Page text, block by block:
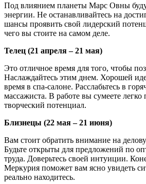
Под влиянием планеты Марс Овны
энергии. Не останавливайтесь на
шансы проявить свой лидерский
чего вы стоите на самом деле.
Телец (21 апреля – 21 мая)
Это отличное время для того, чтобы
Наслаждайтесь этим днем. Хорошей
время в спа-салоне. Расслабьтесь в
массажиста. В работе вы сумеете легко
творческий потенциал.
Близнецы (22 мая – 21 июня)
Вам стоит обратить внимание на
Будьте открыты для предложений по
труда. Доверьтесь своей интуиции.
Меркурия поможет вам ясно увидеть
реально находитесь.